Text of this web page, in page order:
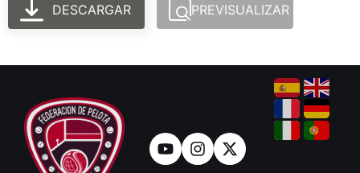
DESCARGAR PREVISUALIZAR